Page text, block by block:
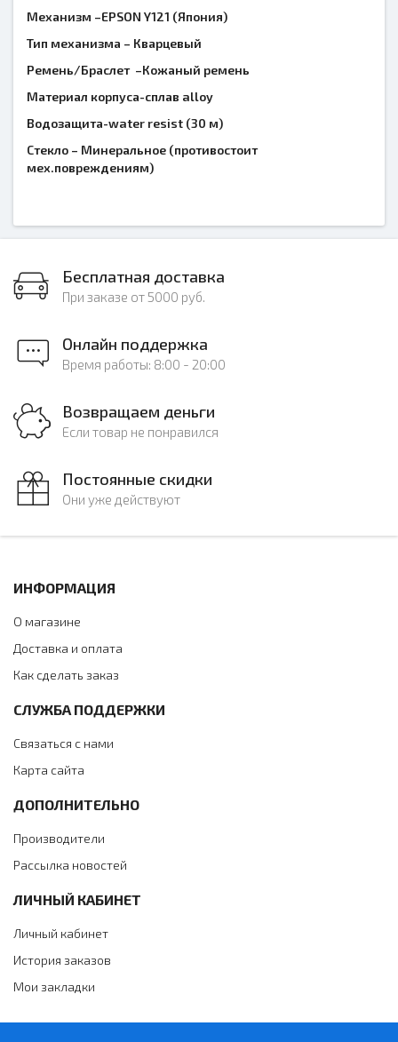
Механизм –EPSON Y121 (Япония)
Тип механизма – Кварцевый
Ремень/Браслет –Кожаный ремень
Материал корпуса-сплав alloy
Водозащита-water resist (30 м)
Стекло – Минеральное (противостоит
мех.повреждениям)
Бесплатная доставка
При заказе от 5000 руб.
Онлайн поддержка
Время работы: 8:00 - 20:00
Возвращаем деньги
Если товар не понравился
Постоянные скидки
Они уже действуют
ИНФОРМАЦИЯ
О магазине
Доставка и оплата
Как сделать заказ
СЛУЖБА ПОДДЕРЖКИ
Связаться с нами
Карта сайта
ДОПОЛНИТЕЛЬНО
Производители
Рассылка новостей
ЛИЧНЫЙ КАБИНЕТ
Личный кабинет
История заказов
Мои закладки